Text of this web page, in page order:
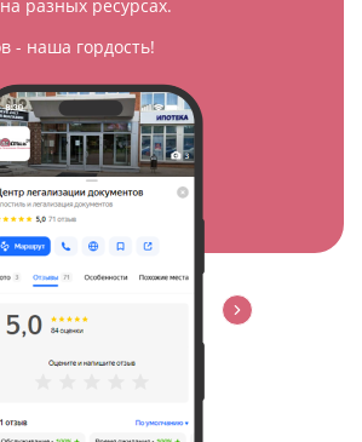
разных ресурсах.
- наша гордость!